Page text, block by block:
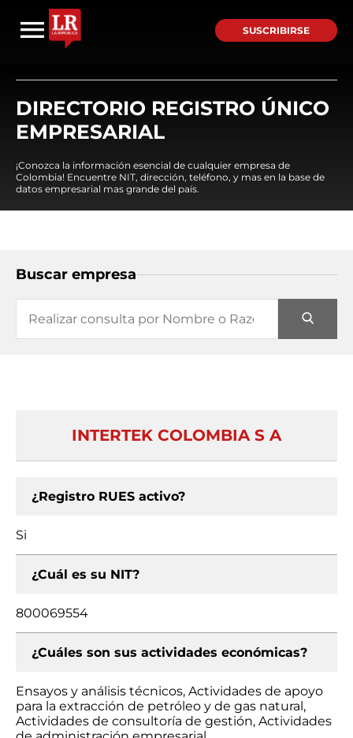
SUSCRIBIRSE
DIRECTORIO REGISTRO ÚNICO
EMPRESARIAL
¡Conozca la información esencial de cualquier empresa de
Colombia! Encuentre NIT, dirección, teléfono, y mas en la base de
datos empresarial mas grande del país.
Buscar empresa
INTERTEK COLOMBIA S A
¿Registro RUES activo?
Si
¿Cuál es su NIT?
800069554
¿Cuáles son sus actividades económicas?
Ensayos y análisis técnicos, Actividades de apoyo
para la extracción de petróleo y de gas natural,
Actividades de consultoría de gestión, Actividades